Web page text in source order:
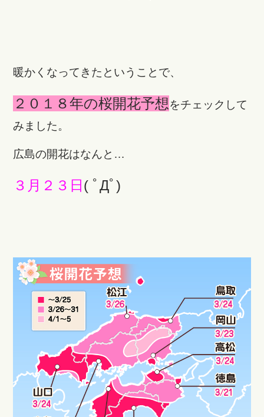
暖かくなってきたということで、
２０１８年の桜開花予想をチェックして
みました。
広島の開花はなんと…
３月２３日 ( ﾟДﾟ)